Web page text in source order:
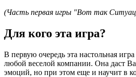
(Часть первая игры "Вот так
Для кого эта игра?
В первую очередь эта настольная
любой веселой компании. Она даст
эмоций, но при этом еще и научит в